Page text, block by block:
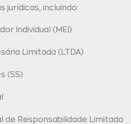
jurídicas, incluindo:
Individual (MEI)
Limitada (LTDA)
(SS)
de Responsabilidade Limitada